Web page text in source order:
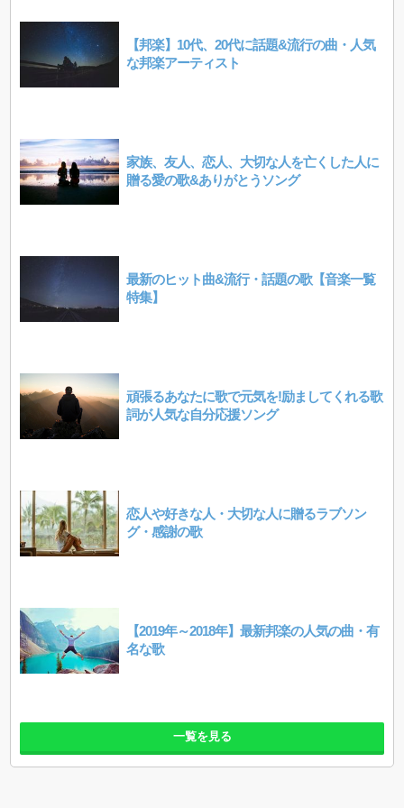
【邦楽】10代、20代に話題&流行の曲・人気
な邦楽アーティスト
家族、友人、恋人、大切な人を亡くした人に
贈る愛の歌&ありがとうソング
最新のヒット曲&流行・話題の歌【音楽一覧
特集】
頑張るあなたに歌で元気を!励ましてくれる歌
詞が人気な自分応援ソング
恋人や好きな人・大切な人に贈るラブソン
グ・感謝の歌
【2019年～2018年】最新邦楽の人気の曲・有
名な歌
一覧を見る